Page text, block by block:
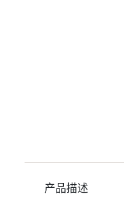
产品描述